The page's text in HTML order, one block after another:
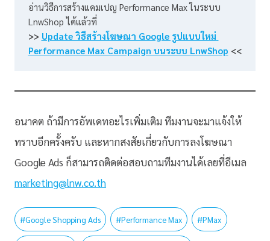
อ่านวิธีการสร้างแคมเปญ Performance Max ในระบบ
LnwShop ได้แล้วที่
>> Update วิธีสร้างโฆษณา Google รูปแบบใหม่
Performance Max Campaign บนระบบ LnwShop <<
อนาคต ถ้ามีการอัพเดทอะไรเพิ่มเติม ทีมงานจะมาแจ้งให้
ทราบอีกครั้งครับ และหากสงสัยเกี่ยวกับการลงโฆษณา
Google Ads ก็สามารถติดต่อสอบถามทีมงานได้เลยที่อีเมล
marketing@lnw.co.th
#Google Shopping Ads #Performance Max #PMax